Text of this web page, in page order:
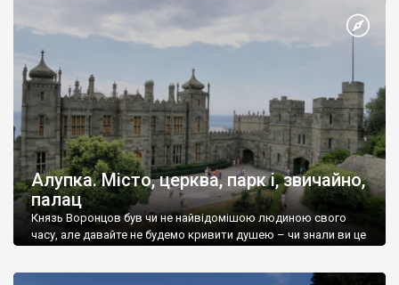
Алупка. Місто, церква, парк і, звичайно,
палац
Князь Воронцов був чи не найвідомішою людиною свого
часу, але давайте не будемо кривити душею – чи знали ви це